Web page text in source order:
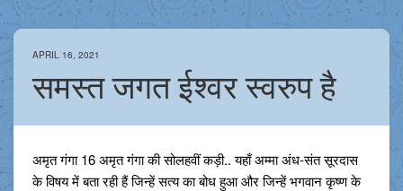
APRIL 16, 2021
समस्त जगत ईश्वर स्वरुप है
अमृत गंगा 16 अमृत गंगा की सोलहवीं कड़ी.. यहाँ अम्मा अंध-संत सूरदास
के विषय में बता रही हैं जिन्हें सत्य का बोध हुआ और जिन्हें भगवान कृष्ण के